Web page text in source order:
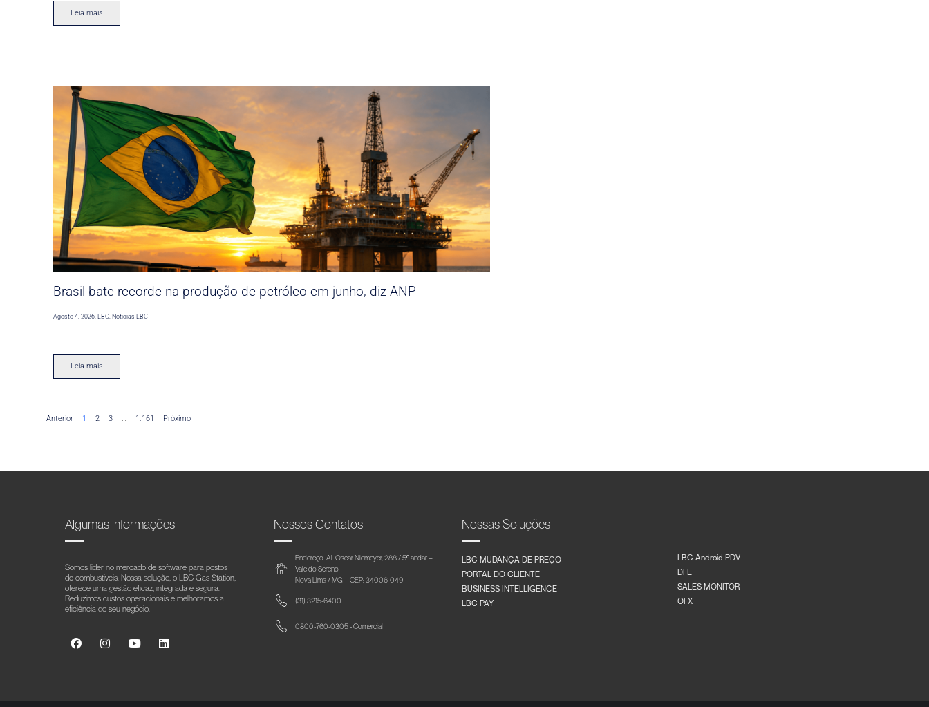
Leia mais
Brasil bate recorde na produção de petróleo em junho, diz ANP
Agosto 4, 2026 ,LBC Noticias LBC
Leia mais
Anterior 1 2 3 … 1.161 Próximo
Algumas informações
Somos líder no mercado de software para postos
de combustíveis. Nossa solução, o LBC Gas Station,
oferece uma gestão eficaz, integrada e segura.
Reduzimos custos operacionais e melhoramos a
eficiência do seu negócio.
Nossos Contatos
Endereço: Al. Oscar Niemeyer, 288 / 5º andar –
Vale do Sereno
Nova Lima / MG – CEP: 34006-049
(31) 3215-6400
0800-760-0305 - Comercial
Nossas Soluções
LBC MUDANÇA DE PREÇO
PORTAL DO CLIENTE
BUSINESS INTELLIGENCE
LBC PAY
LBC Android PDV
DFE
SALES MONITOR
OFX